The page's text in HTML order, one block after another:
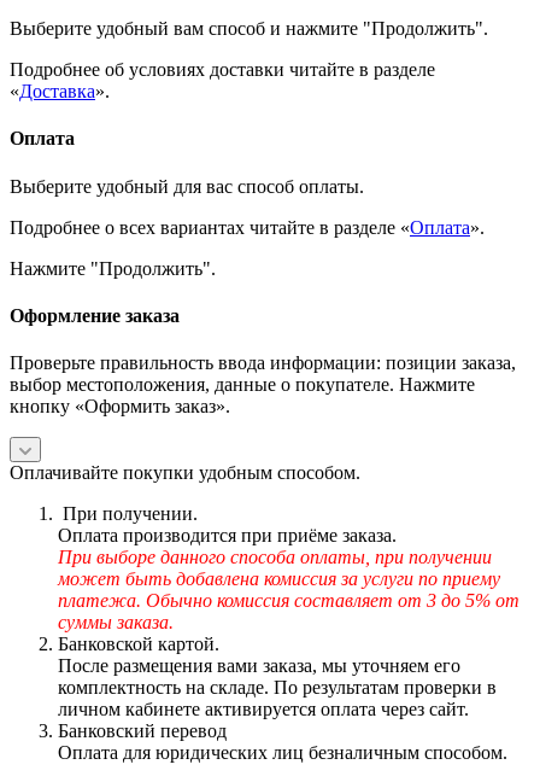
Выберите удобный вам способ и нажмите "Продолжить".
Подробнее об условиях доставки читайте в разделе
«Доставка».
Оплата
Выберите удобный для вас способ оплаты.
Подробнее о всех вариантах читайте в разделе «Оплата».
Нажмите "Продолжить".
Оформление заказа
Проверьте правильность ввода информации: позиции заказа,
выбор местоположения, данные о покупателе. Нажмите
кнопку «Оформить заказ».
Оплачивайте покупки удобным способом.
При получении.
Оплата производится при приёме заказа.
При выборе данного способа оплаты, при получении
может быть добавлена комиссия за услуги по приему
платежа. Обычно комиссия составляет от 3 до 5% от
суммы заказа.
Банковской картой.
После размещения вами заказа, мы уточняем его
комплектность на складе. По результатам проверки в
личном кабинете активируется оплата через сайт.
Банковский перевод
Оплата для юридических лиц безналичным способом.